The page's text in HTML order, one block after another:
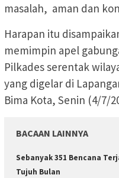
masalah, aman dan
Harapan itu
memimpin apel
Pilkades serentak
yang digelar di
Bima Kota, Senin (4/7/
BACAAN LAINNYA
Sebanyak 351 Bencana
Tujuh Bulan